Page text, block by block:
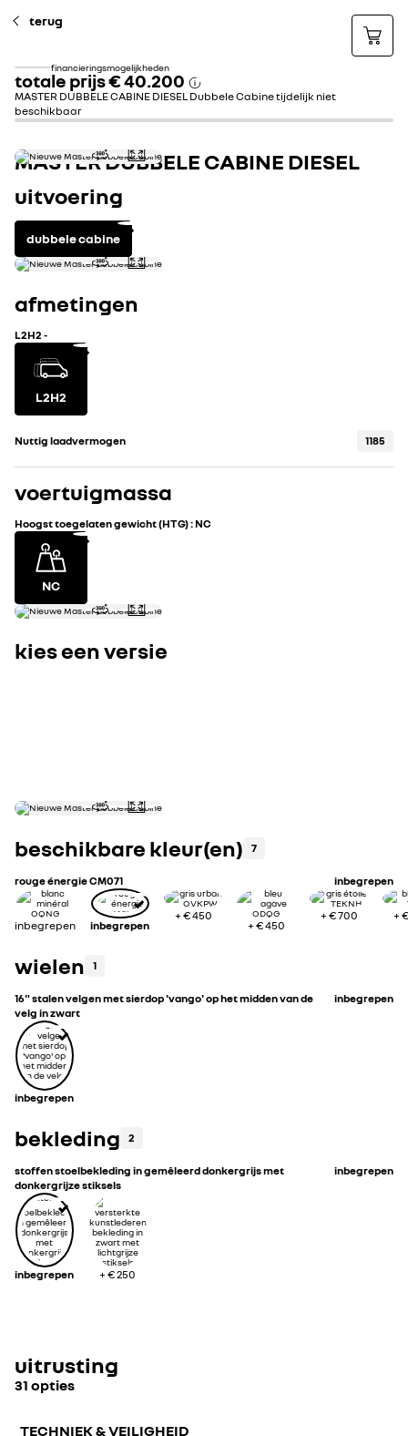
terug
financieringsmogelijkheden
totale prijs€ 40.200
MASTER DUBBELE CABINE DIESEL Dubbele Cabine tijdelijk niet
beschikbaar
MASTER DUBBELE CABINE DIESEL
uitvoering
dubbele cabine
afmetingen
L2H2 -
L2H2
Nuttig laadvermogen 1185
voertuigmassa
Hoogst toegelaten gewicht (HTG):NC
NC
kies een versie
beschikbare kleur(en) 7
rouge énergie CM071 inbegrepen
inbegrepen inbegrepen
+€ 450
+€ 450
+€ 700 +
wielen 1
16" stalen velgen met sierdop 'vango' op het midden van de
velg in zwart
inbegrepen
inbegrepen
bekleding 2
stoffen stoelbekleding in gemêleerd donkergrijs met
donkergrijze stiksels
inbegrepen
inbegrepen +€ 250
uitrusting
31 opties
TECHNIEK & VEILIGHEID